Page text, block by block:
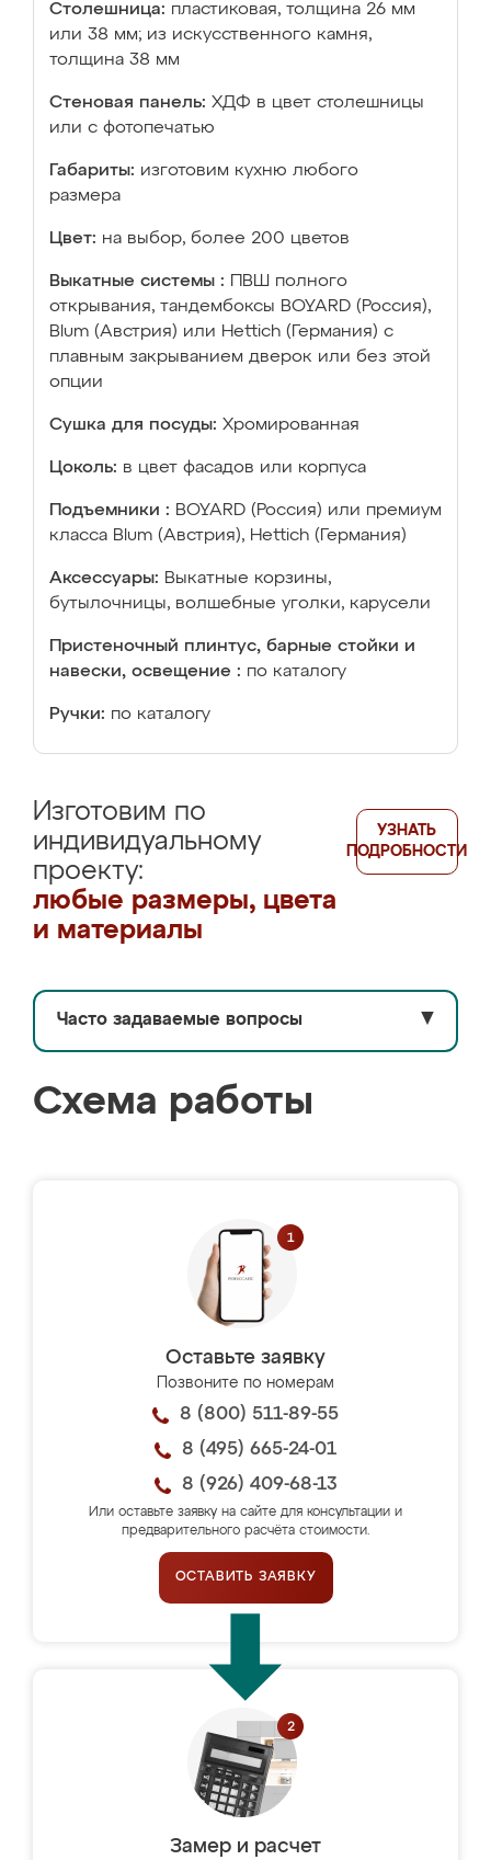
Столешница: пластиковая, толщина 26 мм
или 38 мм; из искусственного камня,
толщина 38 мм
Стеновая панель: ХДФ в цвет столешницы
или с фотопечатью
Габариты: изготовим кухню любого
размера
Цвет: на выбор, более 200 цветов
Выкатные системы :
ПВШ полного
открывания, тандембоксы BOYARD (Россия),
Blum (Австрия) или Hettich (Германия) с
плавным закрыванием дверок или без этой
опции
Сушка для посуды: Хромированная
Цоколь: в цвет фасадов или корпуса
Подъемники : BOYARD (Россия) или премиум
класса Blum (Австрия), Hettich (Германия)
Аксессуары: Выкатные корзины,
бутылочницы, волшебные уголки, карусели
Пристеночный плинтус, барные стойки и
навески, освещение : по каталогу
Ручки: по каталогу
Изготовим по
индивидуальному
проекту:
любые размеры, цвета
и материалы
УЗНАТЬ
ПОДРОБНОСТИ
Часто задаваемые вопросы ▼
Схема работы
Оставьте заявку
Позвоните по номерам
8 (800) 511-89-55
8 (495) 665-24-01
8 (926) 409-68-13
Или оставьте заявку на сайте для консультации и
предварительного расчёта стоимости.
ОСТАВИТЬ ЗАЯВКУ
Замер и расчет